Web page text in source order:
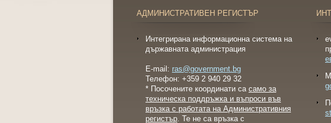
АДМИНИСТРАТИВЕН РЕГИСТЪР
Интегрирана информационна система на
държавната администрация
E-mail: ras@government.bg
Телефон: +359 2 940 29 32
* Посочените координати са само за
техническа поддръжка и въпроси във
връзка с работата на Административния
регистър. Те не са връзка с